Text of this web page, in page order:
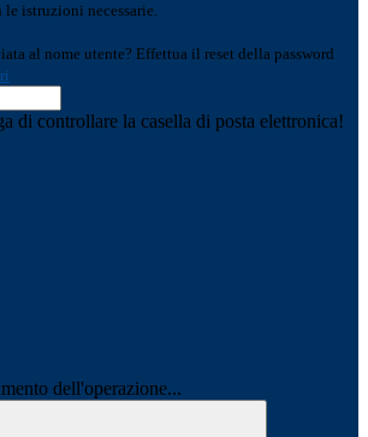
istruzioni necessarie.
al nome utente? Effettua il reset della password
di controllare la casella di posta elettronica!
dell'operazione...